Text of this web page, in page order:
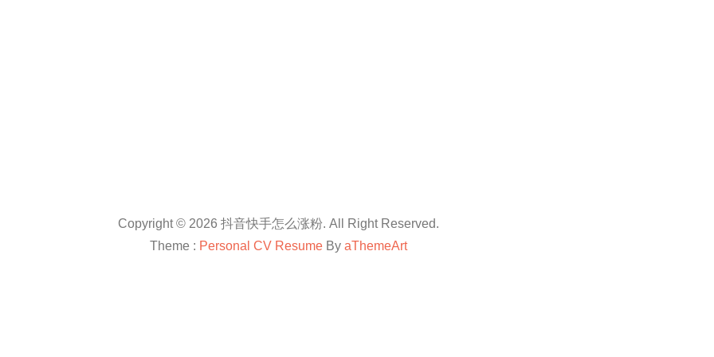
Copyright © 2026 抖音快手怎么涨粉. All Right Reserved.
Theme : Personal CV ResumeBy aThemeArt